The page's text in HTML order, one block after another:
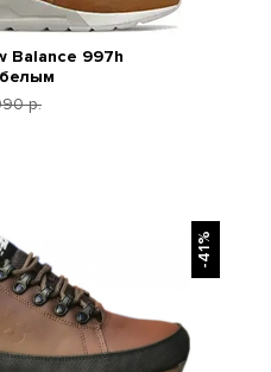
Balance 997h
р.
-41%